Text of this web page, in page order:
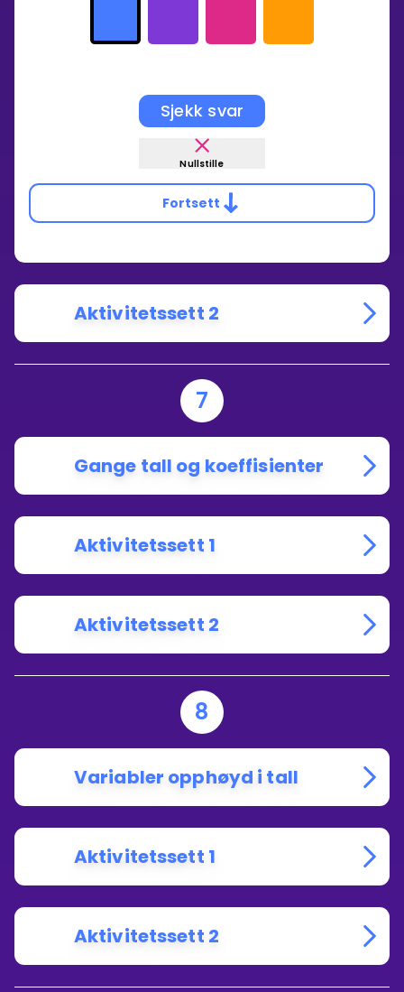
Sjekk svar
Nullstille
Fortsett
Aktivitetssett 2
7
Gange tall og koeffisienter
Aktivitetssett 1
Aktivitetssett 2
8
Variabler opphøyd i tall
Aktivitetssett 1
Aktivitetssett 2